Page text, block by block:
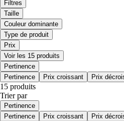
Filtres
Taille
Couleur dominante
Type de produit
Prix
Voir les 15 produits
Pertinence
Pertinence
Prix croissant Prix
15 produits
Trier par
Pertinence
Pertinence
Prix croissant Prix